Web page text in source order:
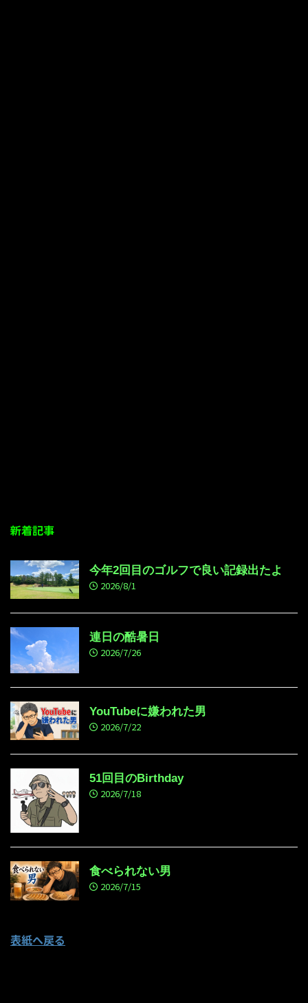
新着記事
今年2回目のゴルフで良い記録出たよ
2026/8/1
連日の酷暑日
2026/7/26
YouTubeに嫌われた男
2026/7/22
51回目のBirthday
2026/7/18
食べられない男
2026/7/15
表紙へ戻る